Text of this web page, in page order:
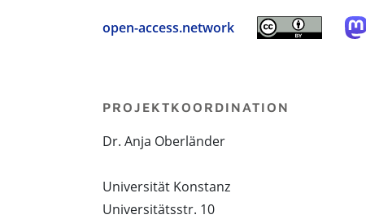
open-access.network
PROJEKTKOORDINATION
Dr. Anja Oberländer
Universität Konstanz
Universitätsstr. 10